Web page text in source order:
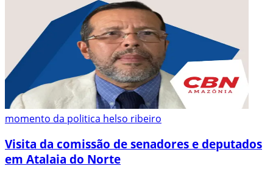
momento da politica helso ribeiro
Visita da comissão de senadores e deputados
em Atalaia do Norte